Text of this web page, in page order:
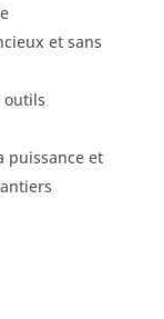
et sans
outils
puissance et